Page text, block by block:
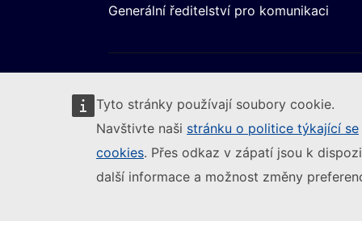
Tyto stránky používají soubory cookie.
Navštivte naši stránku o politice týkající se
cookies. Přes odkaz v zápatí jsou k
další informace a možnost změny
Generální ředitelství pro komunikaci
Следвайте Европейската комисия
Nahlásit zranitelnost IT(Externí odkaz)
Jazyková